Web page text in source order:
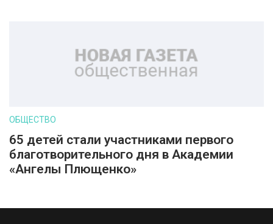
ОБЩЕСТВО
65 детей стали участниками первого
благотворительного дня в Академии
«Ангелы Плющенко»